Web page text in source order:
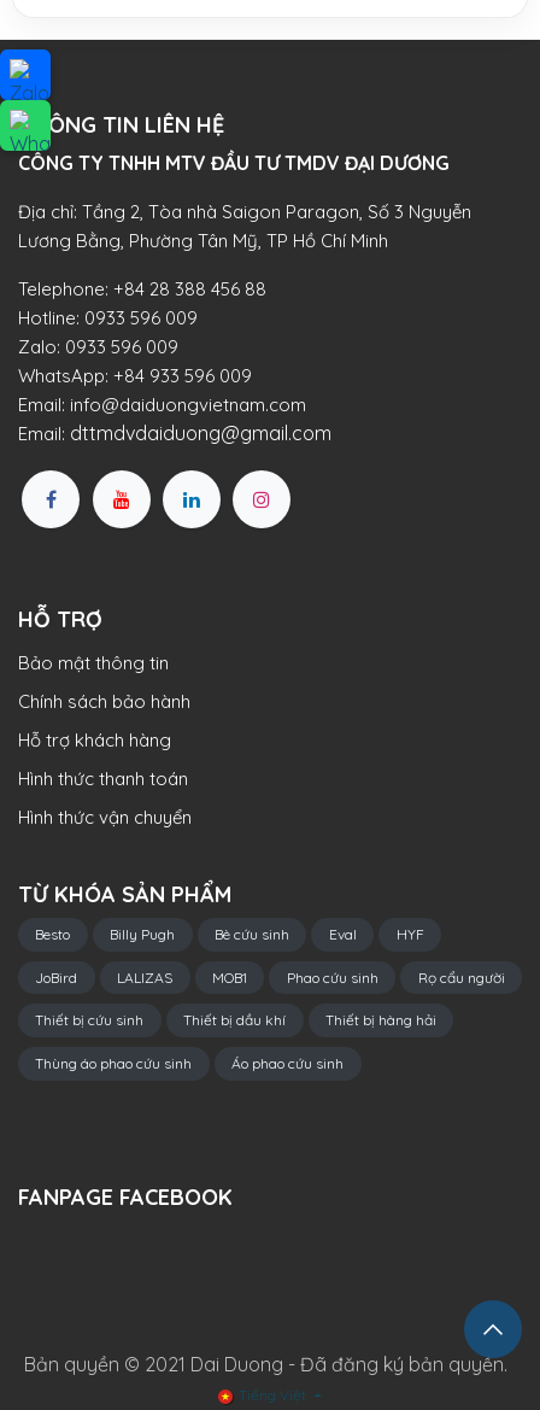
THÔNG TIN LIÊN HỆ
CÔNG TY TNHH MTV ĐẦU TƯ TMDV ĐẠI DƯƠNG​
Địa chỉ: Tầng 2, Tòa nhà Saigon Paragon, Số 3 Nguyễn
Lương Bằng, Phường Tân Mỹ, TP Hồ Chí Minh
Telephone: +84 28 388 456 88
Hotline: 0933 596 009
Zalo: 0933 596 009
WhatsApp: +84 933 596 009
Email: info@daiduongvietnam.com
Email: dttmdvdaiduong@gmail.com
HỖ TRỢ
Bảo mật thông tin
Chính sách bảo hành
Hỗ trợ khách hàng
Hình thức thanh toán
Hình thức vận chuyển
TỪ KHÓA SẢN PHẨM
Besto Billy Pugh Bè cứu sinh Eval HYF
JoBird LALIZAS MOB1 Phao cứu sinh Rọ cẩu người
Thiết bị cứu sinh Thiết bị dầu khí Thiết bị hàng hải
Thùng áo phao cứu sinh Áo phao cứu sinh
FANPAGE FACEBOOK
Bản quyền © 2021 Dai Duong - Đã đăng ký bản quyền.
Tiếng Việt